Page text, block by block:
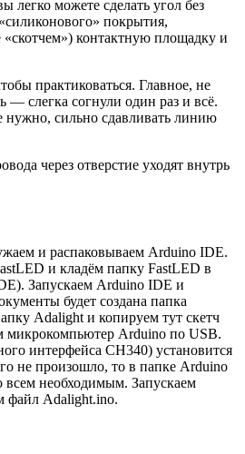
легко можете сделать угол без
покрытия,
контактную площадку и
практиковаться. Главное, не
— слегка согнули один раз и всё.
нужно, сильно сдавливать линию
через отверстие уходят внутрь
и распаковываем Arduino IDE.
и кладём папку FastLED в
Запускаем Arduino IDE и
будет создана папка
Adalight и копируем тут скетч
микрокомпьютер Arduino по USB.
интерфейса CH340) установится
не произошло, то в папке Arduino
всем необходимым. Запускаем
файл Adalight.ino.